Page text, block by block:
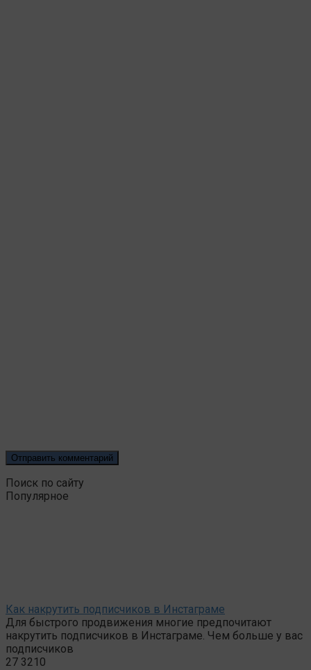
Поиск по сайту
Популярное
Как накрутить подписчиков в Инстаграме
Для быстрого продвижения многие предпочитают
накрутить подписчиков в Инстаграме. Чем больше у вас
подписчиков
27 3210